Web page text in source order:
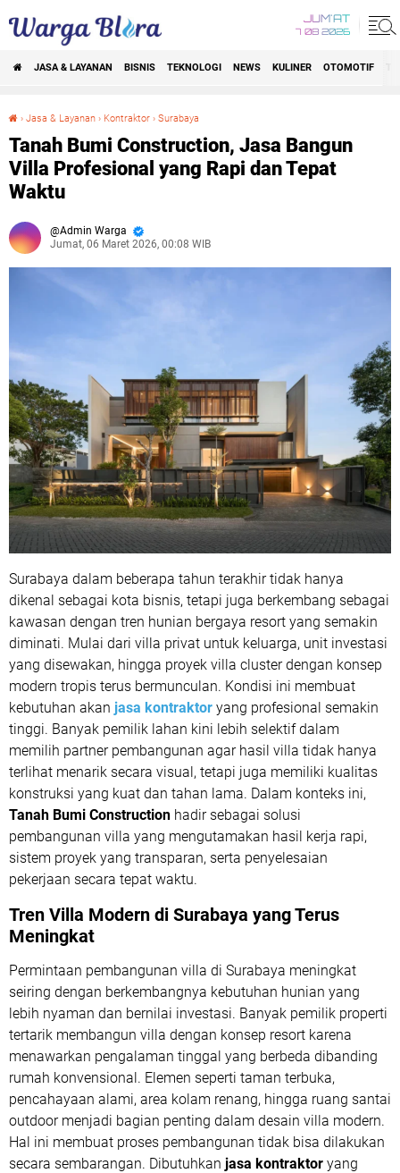
JUM'AT
7 08 2026
JASA & LAYANAN BISNIS TEKNOLOGI NEWS KULINER OTOMOTIF
› Jasa & Layanan › Kontraktor › Surabaya
Tanah Bumi Construction, Jasa Bangun
Villa Profesional yang Rapi dan Tepat
Waktu
Admin Warga
Jumat, 06 Maret 2026, 00:08 WIB
Surabaya dalam beberapa tahun terakhir tidak hanya
dikenal sebagai kota bisnis, tetapi juga berkembang sebagai
kawasan dengan tren hunian bergaya resort yang semakin
diminati. Mulai dari villa privat untuk keluarga, unit investasi
yang disewakan, hingga proyek villa cluster dengan konsep
modern tropis terus bermunculan. Kondisi ini membuat
kebutuhan akan jasa kontraktor yang profesional semakin
tinggi. Banyak pemilik lahan kini lebih selektif dalam
memilih partner pembangunan agar hasil villa tidak hanya
terlihat menarik secara visual, tetapi juga memiliki kualitas
konstruksi yang kuat dan tahan lama. Dalam konteks ini,
Tanah Bumi Construction hadir sebagai solusi
pembangunan villa yang mengutamakan hasil kerja rapi,
sistem proyek yang transparan, serta penyelesaian
pekerjaan secara tepat waktu.
Tren Villa Modern di Surabaya yang Terus
Meningkat
Permintaan pembangunan villa di Surabaya meningkat
seiring dengan berkembangnya kebutuhan hunian yang
lebih nyaman dan bernilai investasi. Banyak pemilik properti
tertarik membangun villa dengan konsep resort karena
menawarkan pengalaman tinggal yang berbeda dibanding
rumah konvensional. Elemen seperti taman terbuka,
pencahayaan alami, area kolam renang, hingga ruang santai
outdoor menjadi bagian penting dalam desain villa modern.
Hal ini membuat proses pembangunan tidak bisa dilakukan
secara sembarangan. Dibutuhkan jasa kontraktor yang